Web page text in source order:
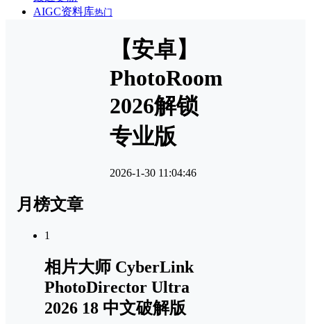
AIGC资料库热门
【安卓】
PhotoRoom
2026解锁
专业版
2026-1-30 11:04:46
月榜文章
1
相片大师 CyberLink
PhotoDirector Ultra
2026 18 中文破解版